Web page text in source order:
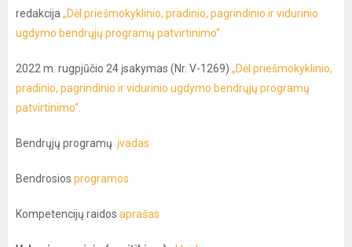
redakcija „Dėl priešmokyklinio, pradinio, pagrindinio ir vidurinio
ugdymo bendrųjų programų patvirtinimo“.
2022 m. rugpjūčio 24 įsakymas (Nr. V-1269) „Dėl priešmokyklinio,
pradinio, pagrindinio ir vidurinio ugdymo bendrųjų programų
patvirtinimo“.
Bendrųjų programų įvadas
Bendrosios programos
Kompetencijų raidos aprašas